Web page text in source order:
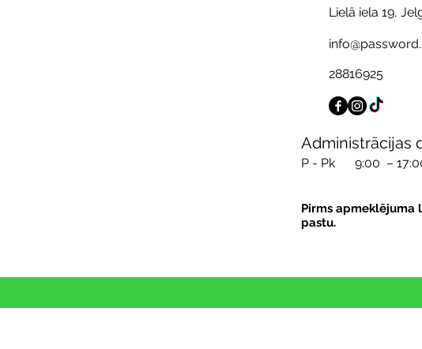
Lielā iela 19,
28816925
Administrācijas
P - Pk 9:00 –
Pirms
pastu.